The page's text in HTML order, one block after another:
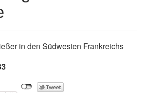
in den Südwesten Frankreichs